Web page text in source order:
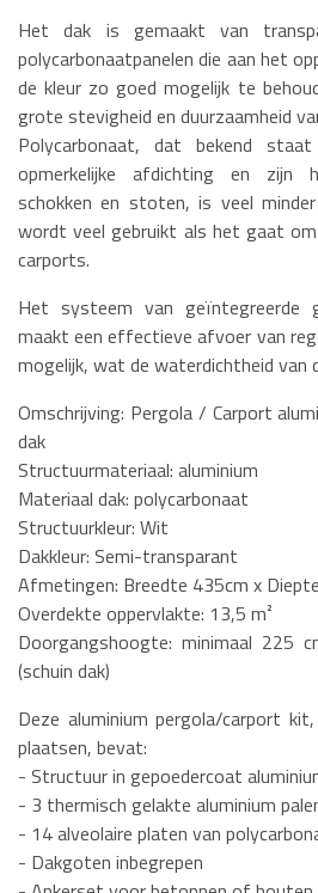
Het dak is gemaakt van
polycarbonaatpanelen die aan het
de kleur zo goed mogelijk te
grote stevigheid en duurzaamheid
Polycarbonaat, dat bekend
opmerkelijke afdichting en zijn
schokken en stoten, is veel
wordt veel gebruikt als het gaat
carports.
Het systeem van geïntegreerde
maakt een effectieve afvoer van
mogelijk, wat de waterdichtheid van
Omschrijving: Pergola / Carport
dak
Structuurmateriaal: aluminium
Materiaal dak: polycarbonaat
Structuurkleur: Wit
Dakkleur: Semi-transparant
Afmetingen: Breedte 435cm x
Overdekte oppervlakte: 13,5 m²
Doorgangshoogte: minimaal 225
(schuin dak)
Deze aluminium pergola/carport
plaatsen, bevat:
- Structuur in gepoedercoat
- 3 thermisch gelakte aluminium
- 14 alveolaire platen van
- Dakgoten inbegrepen